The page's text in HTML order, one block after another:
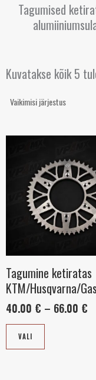
Tagumised
Kuvatakse kõik 5
Tagumine ketiratas
KTM/Husqvarna/
40.00 € – 66.00 €
VALI
tootel
on
mitu
varianti.
Valikuid
saab
tootelehel.